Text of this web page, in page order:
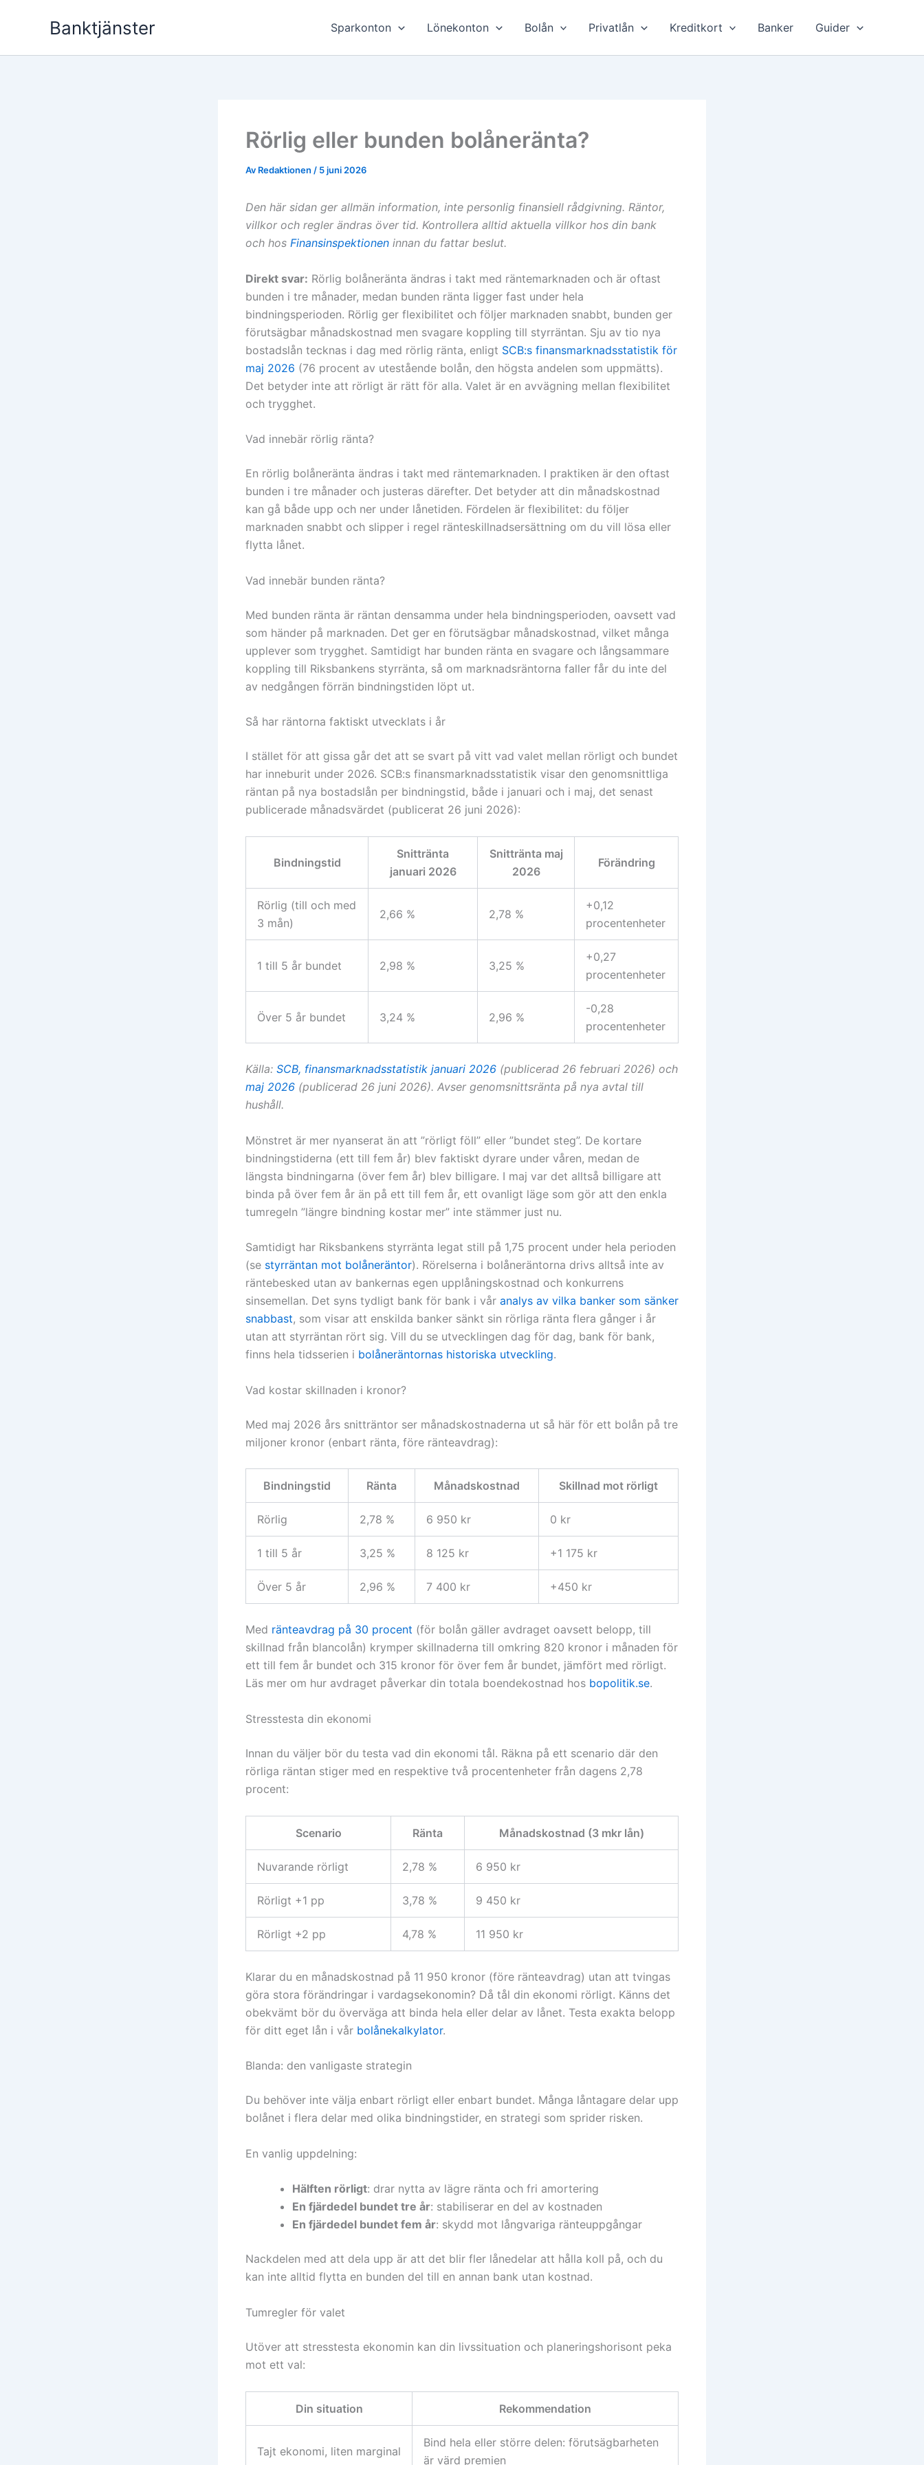
Banktjänster Sparkonton Lönekonton Bolån Privatlån Kreditkort Banker Guider
Rörlig eller bunden bolåneränta?
Av Redaktionen / 5 juni 2026
Den här sidan ger allmän information, inte personlig finansiell rådgivning. Räntor,
villkor och regler ändras över tid. Kontrollera alltid aktuella villkor hos din bank
och hos Finansinspektionen innan du fattar beslut.
Direkt svar: Rörlig bolåneränta ändras i takt med räntemarknaden och är oftast
bunden i tre månader, medan bunden ränta ligger fast under hela
bindningsperioden. Rörlig ger flexibilitet och följer marknaden snabbt, bunden ger
förutsägbar månadskostnad men svagare koppling till styrräntan. Sju av tio nya
bostadslån tecknas i dag med rörlig ränta, enligt SCB:s finansmarknadsstatistik för
maj 2026 (76 procent av utestående bolån, den högsta andelen som uppmätts).
Det betyder inte att rörligt är rätt för alla. Valet är en avvägning mellan flexibilitet
och trygghet.
Vad innebär rörlig ränta?
En rörlig bolåneränta ändras i takt med räntemarknaden. I praktiken är den oftast
bunden i tre månader och justeras därefter. Det betyder att din månadskostnad
kan gå både upp och ner under lånetiden. Fördelen är flexibilitet: du följer
marknaden snabbt och slipper i regel ränteskillnadsersättning om du vill lösa eller
flytta lånet.
Vad innebär bunden ränta?
Med bunden ränta är räntan densamma under hela bindningsperioden, oavsett vad
som händer på marknaden. Det ger en förutsägbar månadskostnad, vilket många
upplever som trygghet. Samtidigt har bunden ränta en svagare och långsammare
koppling till Riksbankens styrränta, så om marknadsräntorna faller får du inte del
av nedgången förrän bindningstiden löpt ut.
Så har räntorna faktiskt utvecklats i år
I stället för att gissa går det att se svart på vitt vad valet mellan rörligt och bundet
har inneburit under 2026. SCB:s finansmarknadsstatistik visar den genomsnittliga
räntan på nya bostadslån per bindningstid, både i januari och i maj, det senast
publicerade månadsvärdet (publicerat 26 juni 2026):
Bindningstid
Snittränta
januari 2026
Snittränta maj
2026
Förändring
Rörlig (till och med
3 mån)
2,66 % 2,78 %
+0,12
procentenheter
1 till 5 år bundet 2,98 % 3,25 %
+0,27
procentenheter
Över 5 år bundet 3,24 % 2,96 %
-0,28
procentenheter
Källa: SCB, finansmarknadsstatistik januari 2026 (publicerad 26 februari 2026) och
maj 2026 (publicerad 26 juni 2026). Avser genomsnittsränta på nya avtal till
hushåll.
Mönstret är mer nyanserat än att ”rörligt föll” eller ”bundet steg”. De kortare
bindningstiderna (ett till fem år) blev faktiskt dyrare under våren, medan de
längsta bindningarna (över fem år) blev billigare. I maj var det alltså billigare att
binda på över fem år än på ett till fem år, ett ovanligt läge som gör att den enkla
tumregeln ”längre bindning kostar mer” inte stämmer just nu.
Samtidigt har Riksbankens styrränta legat still på 1,75 procent under hela perioden
(se styrräntan mot bolåneräntor). Rörelserna i bolåneräntorna drivs alltså inte av
räntebesked utan av bankernas egen upplåningskostnad och konkurrens
sinsemellan. Det syns tydligt bank för bank i vår analys av vilka banker som sänker
snabbast, som visar att enskilda banker sänkt sin rörliga ränta flera gånger i år
utan att styrräntan rört sig. Vill du se utvecklingen dag för dag, bank för bank,
finns hela tidsserien i bolåneräntornas historiska utveckling.
Vad kostar skillnaden i kronor?
Med maj 2026 års snitträntor ser månadskostnaderna ut så här för ett bolån på tre
miljoner kronor (enbart ränta, före ränteavdrag):
Bindningstid Ränta Månadskostnad Skillnad mot rörligt
Rörlig 2,78 % 6 950 kr 0 kr
1 till 5 år 3,25 % 8 125 kr +1 175 kr
Över 5 år 2,96 % 7 400 kr +450 kr
Med ränteavdrag på 30 procent (för bolån gäller avdraget oavsett belopp, till
skillnad från blancolån) krymper skillnaderna till omkring 820 kronor i månaden för
ett till fem år bundet och 315 kronor för över fem år bundet, jämfört med rörligt.
Läs mer om hur avdraget påverkar din totala boendekostnad hos bopolitik.se.
Stresstesta din ekonomi
Innan du väljer bör du testa vad din ekonomi tål. Räkna på ett scenario där den
rörliga räntan stiger med en respektive två procentenheter från dagens 2,78
procent:
Scenario Ränta Månadskostnad (3 mkr lån)
Nuvarande rörligt 2,78 % 6 950 kr
Rörligt +1 pp 3,78 % 9 450 kr
Rörligt +2 pp 4,78 % 11 950 kr
Klarar du en månadskostnad på 11 950 kronor (före ränteavdrag) utan att tvingas
göra stora förändringar i vardagsekonomin? Då tål din ekonomi rörligt. Känns det
obekvämt bör du överväga att binda hela eller delar av lånet. Testa exakta belopp
för ditt eget lån i vår bolånekalkylator.
Blanda: den vanligaste strategin
Du behöver inte välja enbart rörligt eller enbart bundet. Många låntagare delar upp
bolånet i flera delar med olika bindningstider, en strategi som sprider risken.
En vanlig uppdelning:
Hälften rörligt: drar nytta av lägre ränta och fri amortering
En fjärdedel bundet tre år: stabiliserar en del av kostnaden
En fjärdedel bundet fem år: skydd mot långvariga ränteuppgångar
Nackdelen med att dela upp är att det blir fler lånedelar att hålla koll på, och du
kan inte alltid flytta en bunden del till en annan bank utan kostnad.
Tumregler för valet
Utöver att stresstesta ekonomin kan din livssituation och planeringshorisont peka
mot ett val:
Din situation Rekommendation
Tajt ekonomi, liten marginal
Bind hela eller större delen: förutsägbarheten
är värd premien